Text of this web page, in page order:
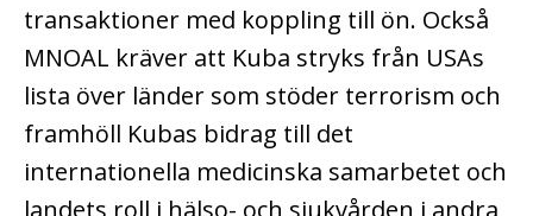
transaktioner med koppling till ön. Också
MNOAL kräver att Kuba stryks från USAs
lista över länder som stöder terrorism och
framhöll Kubas bidrag till det
internationella medicinska samarbetet och